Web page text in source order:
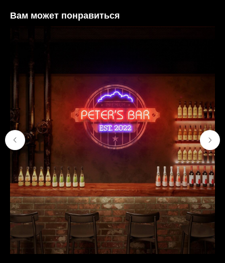
Вам может понравиться